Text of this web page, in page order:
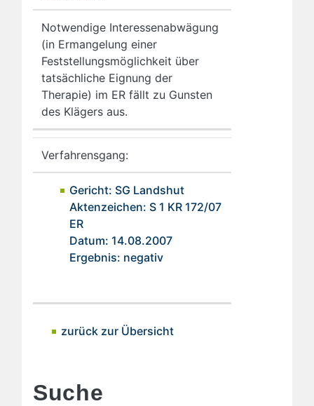
Notwendige Interessenabwägung
(in Ermangelung einer
Feststellungsmöglichkeit über
tatsächliche Eignung der
Therapie) im ER fällt zu Gunsten
des Klägers aus.
Verfahrensgang:
Gericht: SG Landshut
Aktenzeichen: S 1 KR 172/07
ER
Datum: 14.08.2007
Ergebnis: negativ
zurück zur Übersicht
Suche